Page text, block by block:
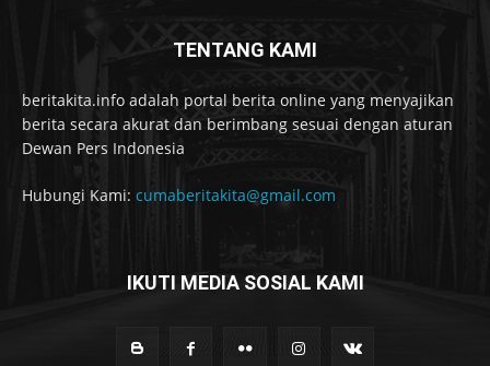
TENTANG KAMI
beritakita.info adalah portal berita online yang menyajikan
berita secara akurat dan berimbang sesuai dengan aturan
Dewan Pers Indonesia
Hubungi Kami: cumaberitakita@gmail.com
IKUTI MEDIA SOSIAL KAMI